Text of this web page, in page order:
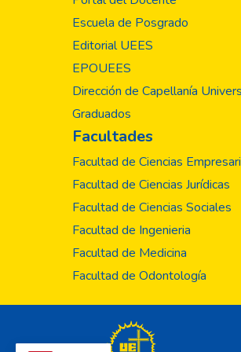
Escuela de Posgrado
Editorial UEES
EPOUEES
Dirección de Capellanía
Graduados
Facultades
Facultad de Ciencias
Facultad de Ciencias Jurídicas
Facultad de Ciencias Sociales
Facultad de Ingenieria
Facultad de Medicina
Facultad de Odontología